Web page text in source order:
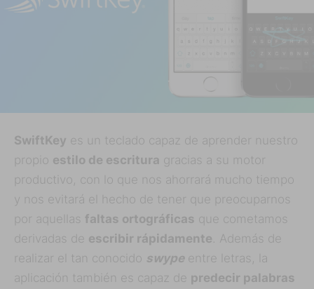
SwiftKey es un teclado capaz de aprender nuestro
propio estilo de escritura gracias a su motor
productivo, con lo que nos ahorrará mucho tiempo
y nos evitará el hecho de tener que preocuparnos
por aquellas faltas ortográficas que cometamos
derivadas de escribir rápidamente . Además de
realizar el tan conocido swype entre letras, la
aplicación también es capaz de predecir palabras